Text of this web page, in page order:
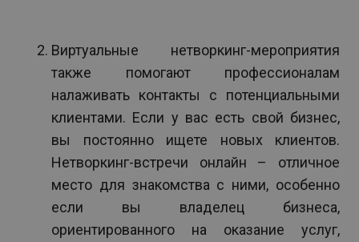
Виртуальные нетворкинг-мероприятия
также помогают профессионалам
налаживать контакты с потенциальными
клиентами. Если у вас есть свой бизнес,
вы постоянно ищете новых клиентов.
Нетворкинг-встречи онлайн – отличное
место для знакомства с ними, особенно
если вы владелец бизнеса,
ориентированного на оказание услуг,